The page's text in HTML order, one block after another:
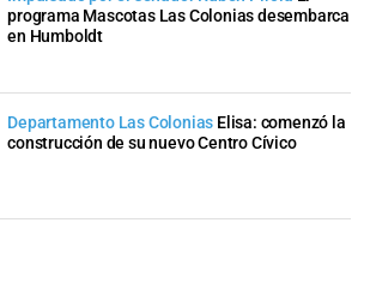
programa Mascotas Las Colonias desembarca
en Humboldt
Departamento Las Colonias Elisa: comenzó la
construcción de su nuevo Centro Cívico